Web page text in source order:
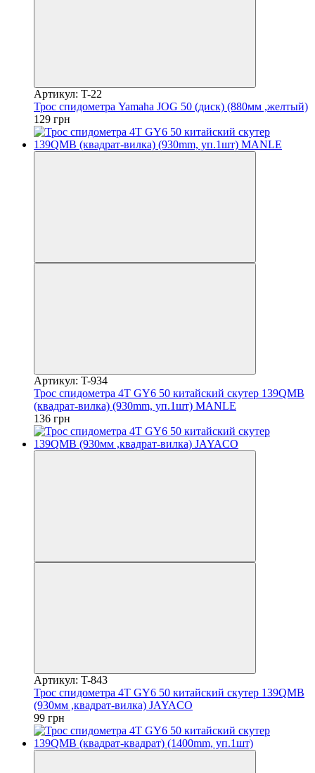
Артикул: T-22
Трос спидометра Yamaha JOG 50 (диск) (880мм ,желтый)
129 грн
Артикул: T-934
Трос спидометра 4T GY6 50 китайский скутер 139QMB
(квадрат-вилка) (930mm, уп.1шт) MANLE
136 грн
Артикул: T-843
Трос спидометра 4T GY6 50 китайский скутер 139QMB
(930мм ,квадрат-вилка) JAYACO
99 грн